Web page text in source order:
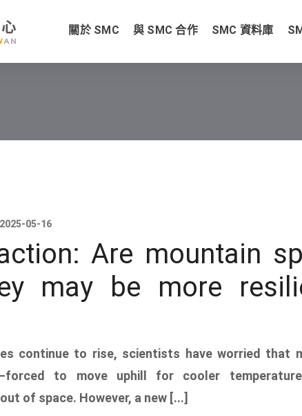
關於 SMC 與 SMC 合作 SMC 資料庫
2025-05-16
Are mountain
may be more
continue to rise, scientists have worried that
to move uphill for cooler
of space. However, a new [...]